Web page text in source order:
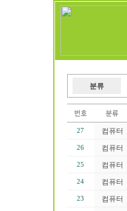
분류
27 컴퓨터
26 컴퓨터
25 컴퓨터
24 컴퓨터
23 컴퓨터